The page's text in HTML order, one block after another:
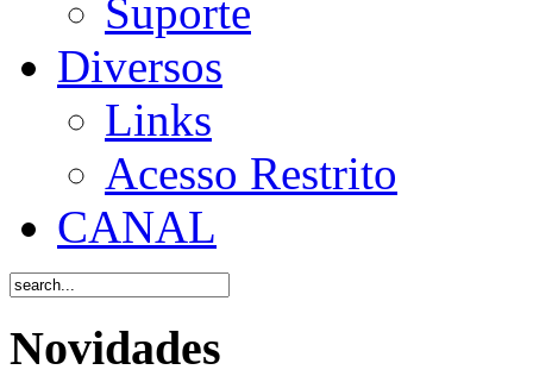
Suporte
Diversos
Links
Acesso Restrito
CANAL
Novidades